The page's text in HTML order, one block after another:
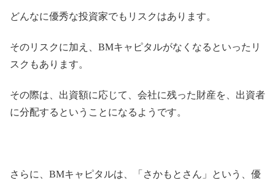
どんなに優秀な投資家でもリスクはあります。
そのリスクに加え、BMキャピタルがなくなるといったリ
スクもあります。
その際は、出資額に応じて、会社に残った財産を、出資者
に分配するということになるようです。
さらに、BMキャピタルは、「さかもとさん」という、優